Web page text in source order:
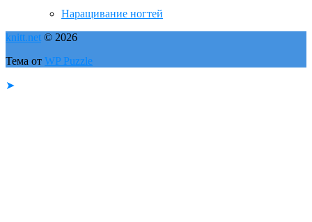
Наращивание ногтей
knitt.net © 2026
Тема от WP Puzzle
➤